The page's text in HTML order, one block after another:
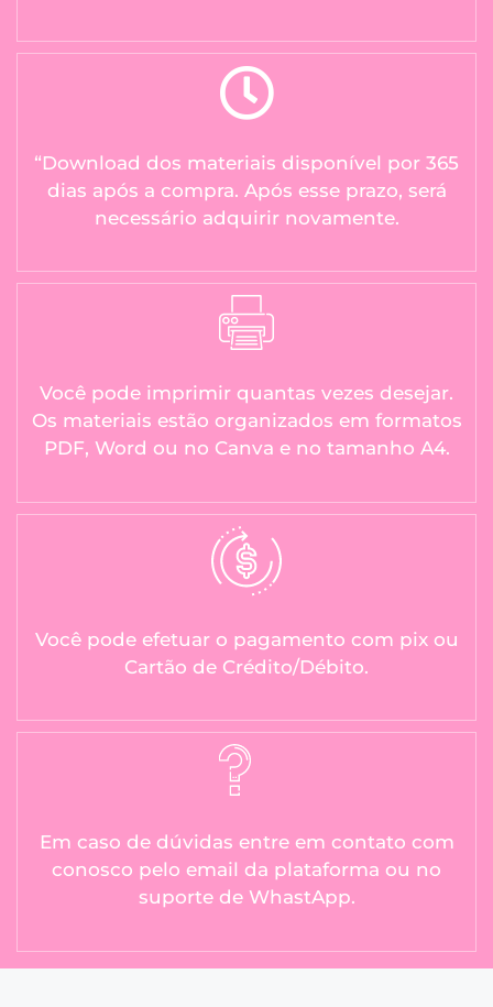
“Download dos materiais disponível por 365
dias após a compra. Após esse prazo, será
necessário adquirir novamente.
Você pode imprimir quantas vezes desejar.
Os materiais estão organizados em formatos
PDF, Word ou no Canva e no tamanho A4.
Você pode efetuar o pagamento com pix ou
Cartão de Crédito/Débito.
Em caso de dúvidas entre em contato com
conosco pelo email da plataforma ou no
suporte de WhastApp.